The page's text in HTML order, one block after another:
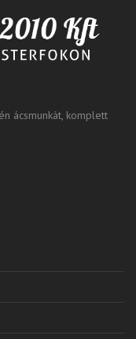
ácsmunkát, komplett